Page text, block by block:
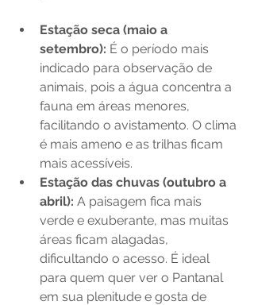
Estação seca (maio a
setembro): É o período mais
indicado para observação de
animais, pois a água concentra a
fauna em áreas menores,
facilitando o avistamento. O clima
é mais ameno e as trilhas ficam
mais acessíveis.
Estação das chuvas (outubro a
abril): A paisagem fica mais
verde e exuberante, mas muitas
áreas ficam alagadas,
dificultando o acesso. É ideal
para quem quer ver o Pantanal
em sua plenitude e gosta de